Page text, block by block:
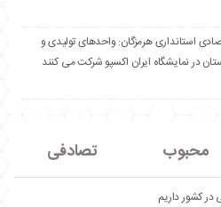
استانداری هرمزگان: واحدهای تولیدی و
در نمایشگاه ایران اکسپو شرکت می کنند
محبوب تصادفی
در کشور داریم